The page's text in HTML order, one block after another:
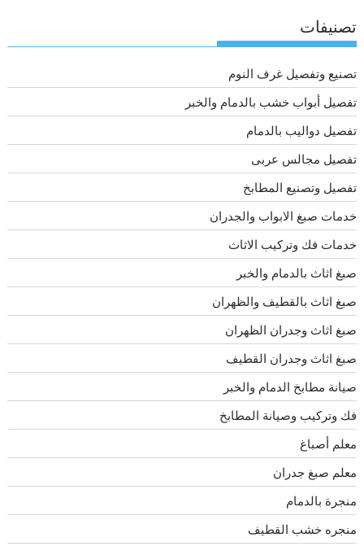
تصنيفات
تصنيع وتفصيل غرف النوم
تفصيل أبواب خشب بالدمام والخبر
تفصيل دواليب بالدمام
تفصيل مجالس عربى
تفصيل وتصنيع المطابخ
خدمات صبغ الابواب والجدران
خدمات فك وتركيب الاثاث
صبغ اثاث بالدمام والخبر
صبغ اثاث بالقطيف والظهران
صبغ اثاث وجدران الظهران
صبغ اثاث وجدران القطيف
صيانة مطابخ الدمام والخبر
فك وتركيب وصيانة المطابخ
معلم أصباغ
معلم صبغ جدران
منجرة بالدمام
منجره خشب القطيف